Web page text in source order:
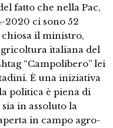
fatto che nella Pac,
2020 ci sono 52
il ministro,
italiana del
“Campolibero” lei
È una iniziativa
politica è piena di
in assoluto la
in campo agro-